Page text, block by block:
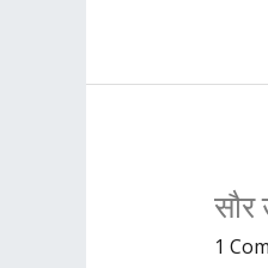
की
1
सौर
ऊर्जा